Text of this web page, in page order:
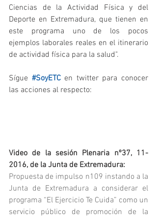
Ciencias de la Actividad Física y del
Deporte en Extremadura, que tienen en
este programa uno de los pocos
ejemplos laborales reales en el itinerario
de actividad física para la salud".
Sígue #SoyETC en twitter para conocer
las acciones al respecto:
Video de la sesión Plenaria nº37, 11-
2016, de la Junta de Extremadura:
Propuesta de impulso n109 instando a la
Junta de Extremadura a considerar el
programa “El Ejercicio Te Cuida” como un
servicio público de promoción de la